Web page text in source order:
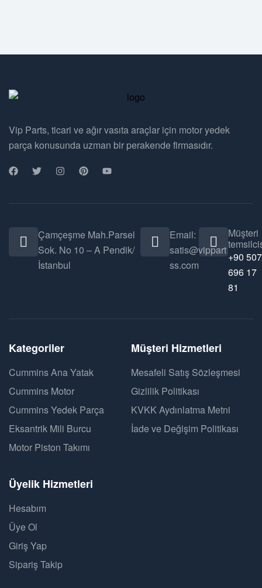
Vip Parts, ticari ve ağır vasıta araçlar için motor yedek
parça konusunda uzman bir perakende firmasıdır.
Çamçeşme Mah.Parsel
Sok. No 10 – A Pendik/
İstanbul
Email:
satis@vippart
ss.com
Müşteri
+90 507
696 17
81
Kategoriler
Cummins Ana Yatak
Cummins Motor
Cummins Yedek Parça
Eksantrik Mili Burcu
Motor Piston Takımı
Müşteri Hizmetleri
Mesafeli Satış Sözleşmesi
Gizlilik Politikası
KVKK Aydınlatma Metni
İade ve Değişim Politikası
Üyelik Hizmetleri
Hesabım
Üye Ol
Giriş Yap
Sipariş Takip